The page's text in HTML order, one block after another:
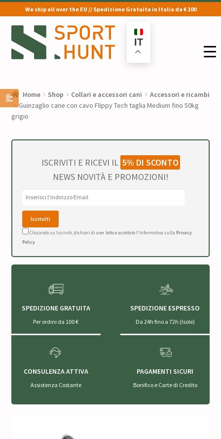
We ship all over the EU // Spedizione Gratuita in Italia da € 100
Vai
alla
navigazione
Vai
al
contenuto
IT
Home Shop Collari e accessori cani
Accessori e ricambi
Guinzaglio cane con cavo Flippy Tech taglia Medium fino 50kg
grigio
ISCRIVITI E RICEVI IL 5% DI SCONTO
NEWS NOVITÀ E PROMOZIONI!
Cliccando su Iscriviti, dichiari di aver letto e accettato l'Informativa sulla Privacy
Policy.
SPEDIZIONE GRATUITA
Per ordini da 100 €
SPEDIZIONE ESPRESSO
Da 24h fino a 72h (Isole)
CONSULENZA ATTIVA
Assistenza Costante
PAGAMENTI SICURI
Bonifico e Carte di Credito